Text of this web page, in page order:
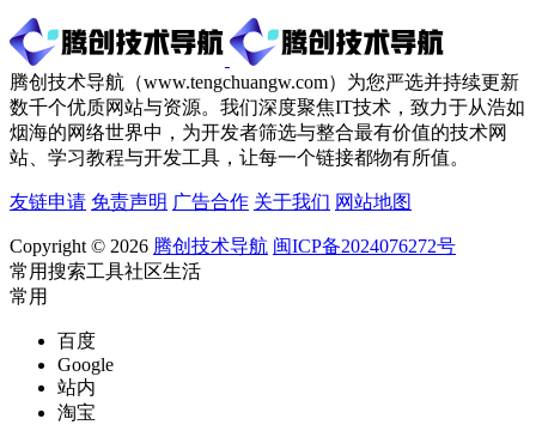
腾创技术导航（www.tengchuangw.com）为您严选并持续更新
数千个优质网站与资源。我们深度聚焦IT技术，致力于从浩如
烟海的网络世界中，为开发者筛选与整合最有价值的技术网
站、学习教程与开发工具，让每一个链接都物有所值。
友链申请 免责声明 广告合作 关于我们 网站地图
Copyright © 2026 腾创技术导航 闽ICP备2024076272号
常用搜索工具社区生活
常用
百度
Google
站内
淘宝